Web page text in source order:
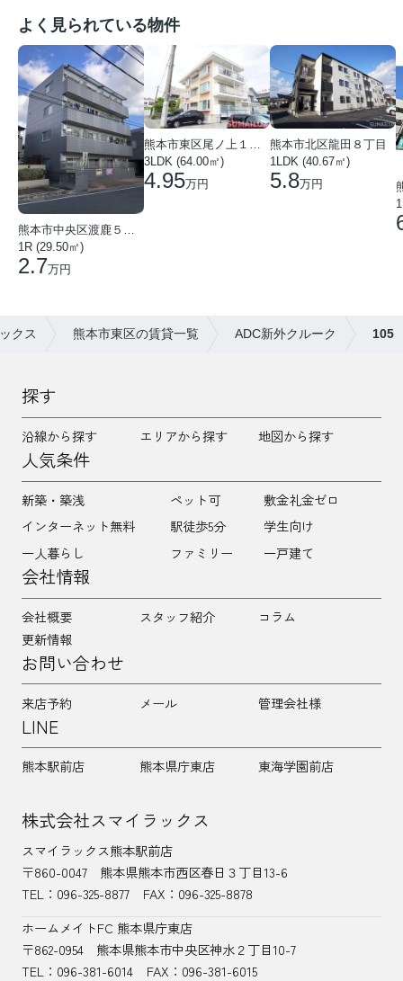
よく見られている物件
1R (29.50㎡)
2.7万円
熊本市東区尾ノ上１丁目
3LDK (64.00㎡)
4.95万円
熊本市北区龍田８丁目
1LDK (40.67㎡)
5.8万円
クス 熊本市東区の賃貸一覧 ADC新外クルーク 105
探す
沿線から探す エリアから探す 地図から探す
人気条件
新築・築浅 ペット可
敷金礼金ゼロ
インターネット無料
駅徒歩5分
学生向け
一人暮らし
ファミリー 一戸建て
会社情報
会社概要 スタッフ紹介
コラム
更新情報
お問い合わせ
来店予約 メール 管理会社様
LINE
熊本駅前店 熊本県庁東店 東海学園前店
株式会社スマイラックス
スマイラックス熊本駅前店
〒860-0047
熊本県熊本市西区春日３丁目13-6
TEL： 096-325-8877
FAX：096-325-8878
ホームメイトFC 熊本県庁東店
〒862-0954
熊本県熊本市中央区神水２丁目10-7
TEL：096-381-6014
FAX：096-381-6015